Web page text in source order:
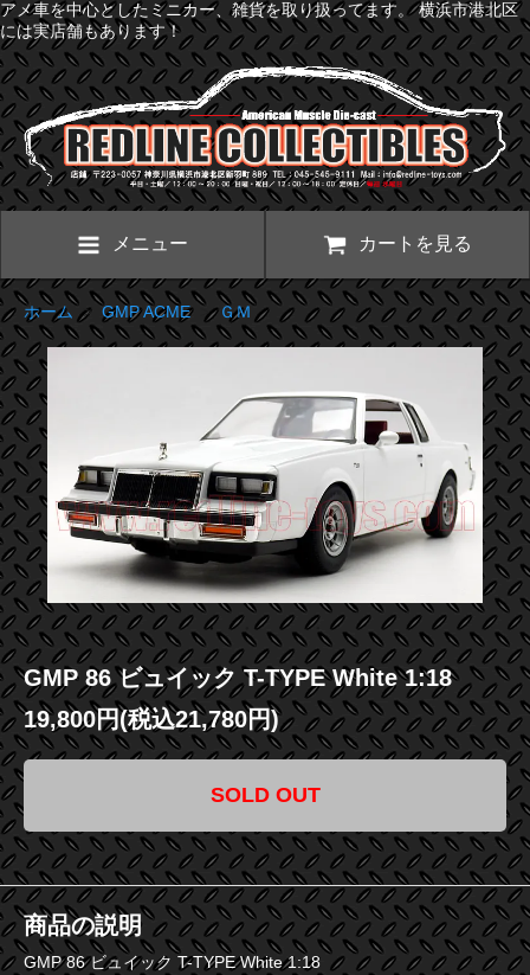
アメ車を中心としたミニカー、雑貨を取り扱ってます。 横浜市港北区
には実店舗もあります！
メニュー カートを見る
ホーム>GMP ACME>ＧＭ
GMP 86 ビュイック T-TYPE White 1:18
19,800円(税込21,780円)
SOLD OUT
商品の説明
GMP 86 ビュイック T-TYPE White 1:18